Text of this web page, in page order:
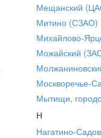
Мещанский
Митино (СЗАО)
Михайлово-
Можайский
Москворечье-
Мытищи,
Н
Нагатино-